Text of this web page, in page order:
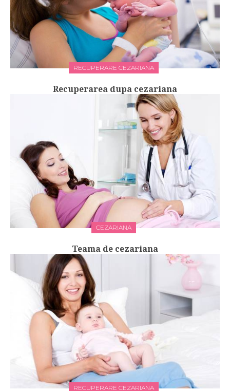
RECUPERARE CEZARIANA
Recuperarea dupa cezariana
CEZARIANA
Teama de cezariana
RECUPERARE CEZARIANA